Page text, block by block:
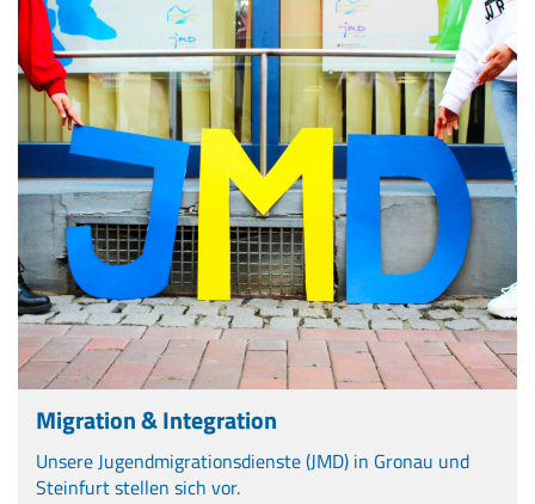
Migration & Integration
Unsere Jugendmigrationsdienste (JMD) in Gronau und
Steinfurt stellen sich vor.